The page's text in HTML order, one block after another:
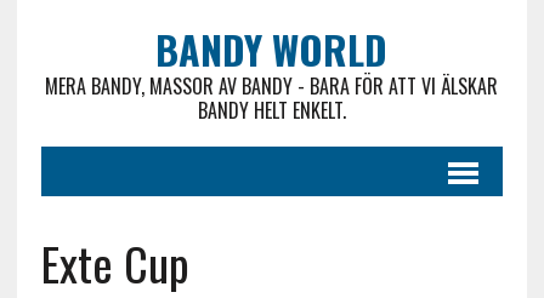
BANDY WORLD
MERA BANDY, MASSOR AV BANDY - BARA FÖR ATT VI ÄLSKAR
BANDY HELT ENKELT.
Exte Cup